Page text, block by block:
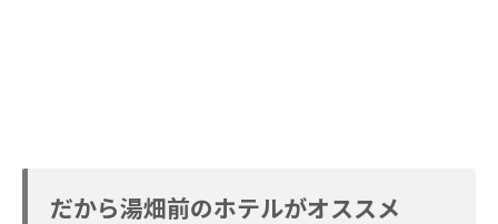
だから湯畑前のホテルがオススメ